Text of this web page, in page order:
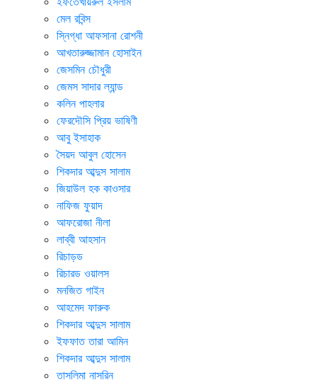
মেল রবিন্স
স্নিগ্ধা আফসানা রোশনী
আখতারুজ্জামান হোসাইন
জেসমিন চৌধুরী
জেমস সাদার ল্যান্ড
কলিন পাহলার
ফেরদৌসি প্রিয় ভাষিণী
আবু ইসাহাক
সৈয়দ আবুল হোসেন
শিকদার আব্দুস সালাম
জিয়াউল হক কাওসার
নাফিজ ফুয়াদ
আফরোজা নীলা
লাব্বী আহসান
রিচাড়ড
রিচারড ওয়ালস
মনজিত গাইন
আহমেদ ফারুক
শিকদার আব্দুস সালাম
ইফফাত তারা আমিন
শিকদার আব্দুস সালাম
তাসলিমা নাসরিন